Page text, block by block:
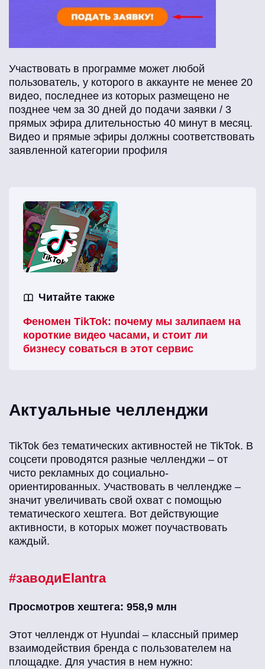
Участвовать в программе может любой
пользователь, у которого в аккаунте не менее 20
видео, последнее из которых размещено не
позднее чем за 30 дней до подачи заявки / 3
прямых эфира длительностью 40 минут в месяц.
Видео и прямые эфиры должны соответствовать
заявленной категории профиля
Читайте также
Феномен TikTok: почему мы залипаем на
короткие видео часами, и стоит ли
бизнесу соваться в этот сервис
Актуальные челленджи
TikTok без тематических активностей не TikTok. В
соцсети проводятся разные челленджи – от
чисто рекламных до социально-
ориентированных. Участвовать в челлендже –
значит увеличивать свой охват с помощью
тематического хештега. Вот действующие
активности, в которых может поучаствовать
каждый.
#заводиElantra
Просмотров хештега: 958,9 млн
Этот челлендж от Hyundai ­– классный пример
взаимодействия бренда с пользователем на
площадке. Для участия в нем нужно: